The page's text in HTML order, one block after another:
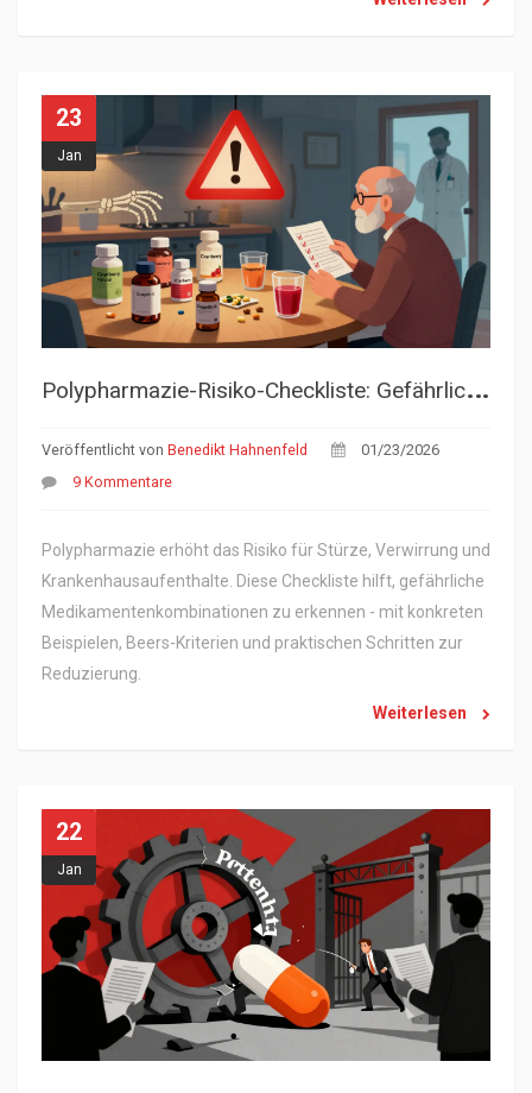
23
Jan
P
olypharmazie-Risiko-Checkliste: Gefährliche Medikamentenkombinationen erkennen
Veröffentlicht von Benedikt Hahnenfeld
01/23/2026
9 Kommentare
Polypharmazie erhöht das Risiko für Stürze, Verwirrung und
Krankenhausaufenthalte. Diese Checkliste hilft, gefährliche
Medikamentenkombinationen zu erkennen - mit konkreten
Beispielen, Beers-Kriterien und praktischen Schritten zur
Reduzierung.
Weiterlesen
22
Jan